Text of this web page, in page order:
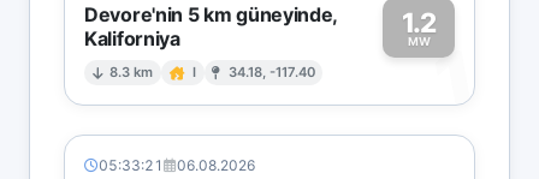
Devore'nin 5 km güneyinde,
Kaliforniya
8.3 km I 34.18, -117.40
1.2
MW1
05:33:21 06.08.2026